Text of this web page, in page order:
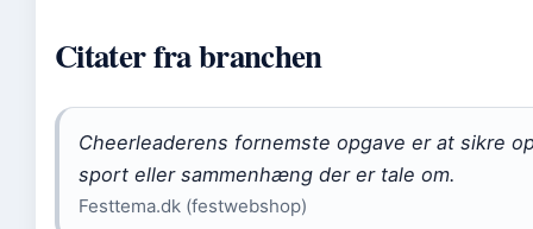
Citater fra branchen
Cheerleaderens fornemste opgave er at sikre
sport eller sammenhæng der er tale om.
Festtema.dk (festwebshop)